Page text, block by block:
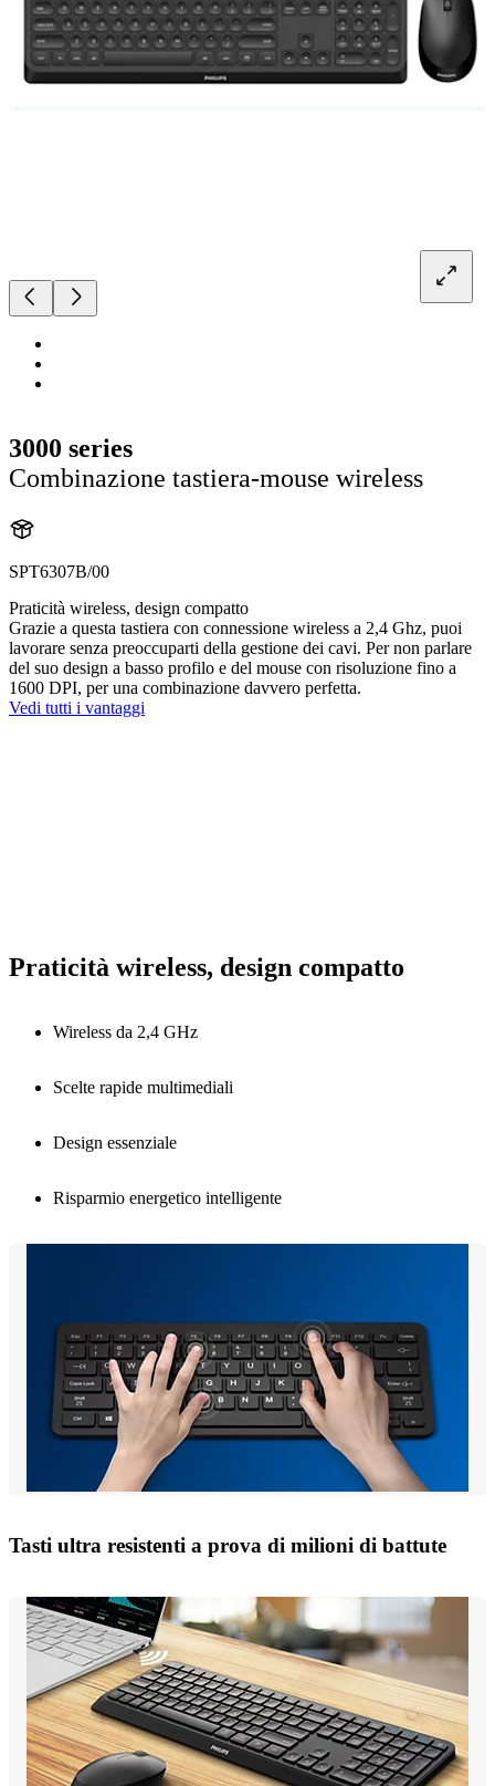
3000 series
Combinazione tastiera-mouse wireless
SPT6307B/00
Praticità wireless, design compatto
Grazie a questa tastiera con connessione wireless a 2,4 Ghz, puoi
lavorare senza preoccuparti della gestione dei cavi. Per non parlare
del suo design a basso profilo e del mouse con risoluzione fino a
1600 DPI, per una combinazione davvero perfetta.
Vedi tutti i vantaggi
Praticità wireless, design compatto
Wireless da 2,4 GHz
Scelte rapide multimediali
Design essenziale
Risparmio energetico intelligente
Tasti ultra resistenti a prova di milioni di battute